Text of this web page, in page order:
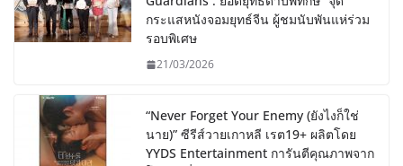
กระแสหนังจอมยุทธ์จีน ผู้ชมนับพันแห่ร่วม
รอบพิเศษ
21/03/2026
“Never Forget Your Enemy (ยังไงก็ใช่
นาย)” ซีรีส์วายเกาหลี เรต19+ ผลิตโดย
YYDS Entertainment การันตีคุณภาพจาก